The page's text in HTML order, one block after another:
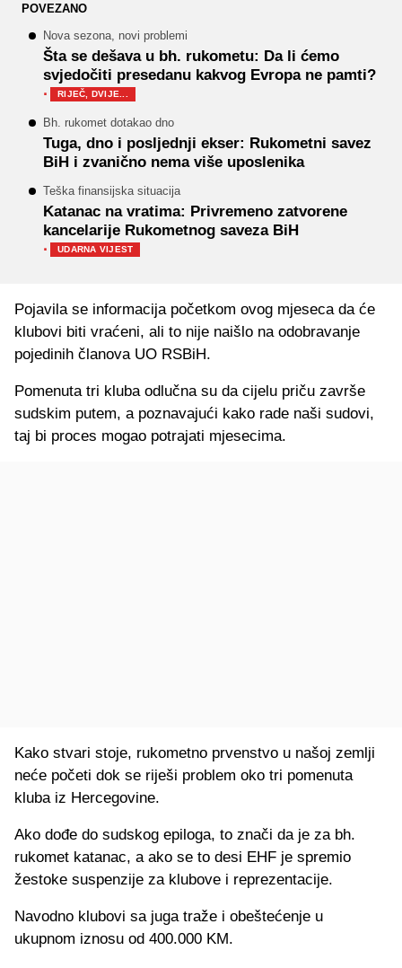
POVEZANO
Nova sezona, novi problemi
Šta se dešava u bh. rukometu: Da li ćemo
svjedočiti presedanu kakvog Evropa ne pamti?
· RIJEČ, DVIJE...
Bh. rukomet dotakao dno
Tuga, dno i posljednji ekser: Rukometni savez
BiH i zvanično nema više uposlenika
Teška finansijska situacija
Katanac na vratima: Privremeno zatvorene
kancelarije Rukometnog saveza BiH
· UDARNA VIJEST
Pojavila se informacija početkom ovog mjeseca da će
klubovi biti vraćeni, ali to nije naišlo na odobravanje
pojedinih članova UO RSBiH.
Pomenuta tri kluba odlučna su da cijelu priču završe
sudskim putem, a poznavajući kako rade naši sudovi,
taj bi proces mogao potrajati mjesecima.
Kako stvari stoje, rukometno prvenstvo u našoj zemlji
neće početi dok se riješi problem oko tri pomenuta
kluba iz Hercegovine.
Ako dođe do sudskog epiloga, to znači da je za bh.
rukomet katanac, a ako se to desi EHF je spremio
žestoke suspenzije za klubove i reprezentacije.
Navodno klubovi sa juga traže i obeštećenje u
ukupnom iznosu od 400.000 KM.